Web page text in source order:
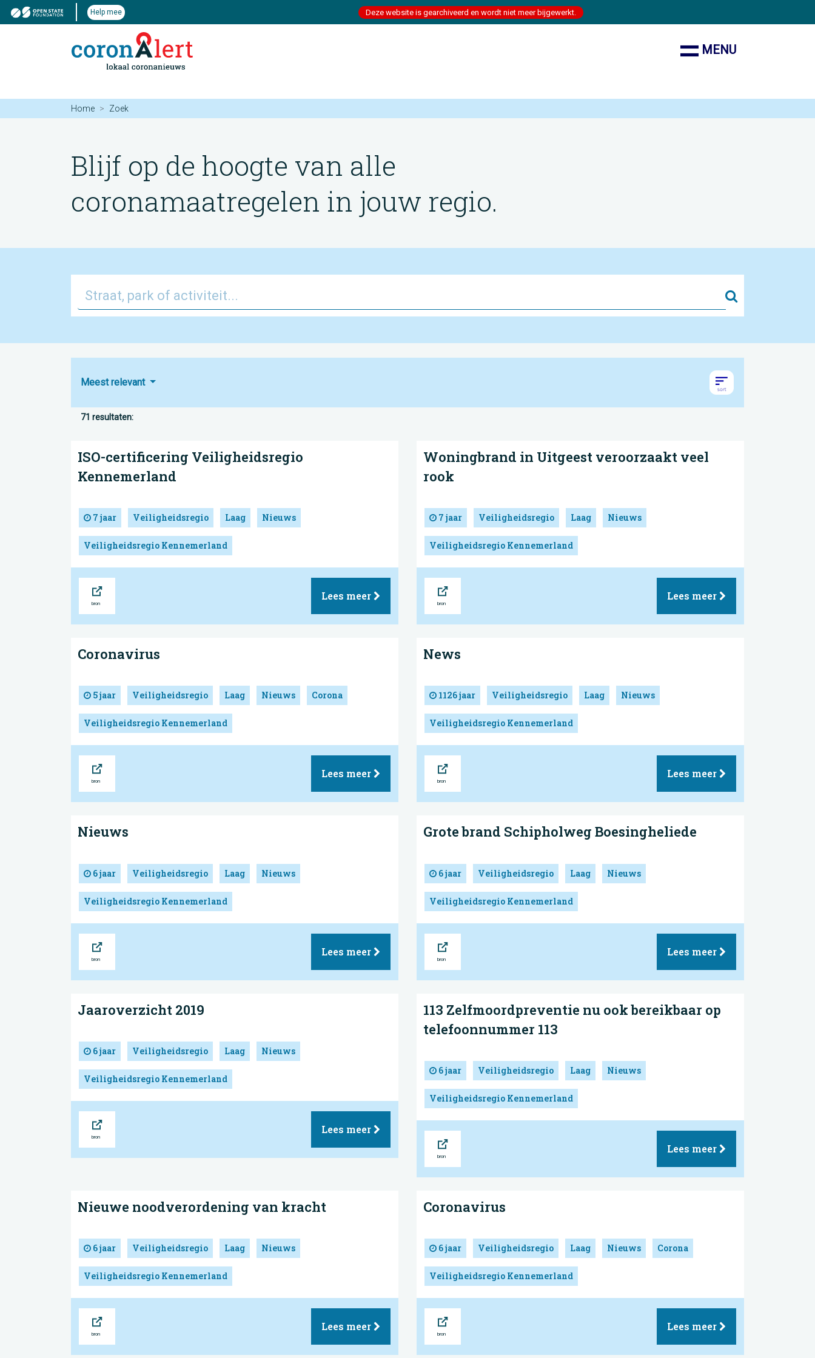
Help mee Deze website is gearchiveerd en wordt niet meer bijgewerkt.
MENU
Home Zoek
Blijf op de hoogte van alle
coronamaatregelen in jouw regio.
Zoek
Meest relevant
71 resultaten:
ISO-certificering Veiligheidsregio
Kennemerland
7 jaar Veiligheidsregio Laag Nieuws
Veiligheidsregio Kennemerland
Lees meer
Woningbrand in Uitgeest veroorzaakt veel
rook
7 jaar Veiligheidsregio Laag Nieuws
Veiligheidsregio Kennemerland
Lees meer
Coronavirus
5 jaar Veiligheidsregio Laag Nieuws Corona
Veiligheidsregio Kennemerland
Lees meer
News
1126 jaar Veiligheidsregio Laag Nieuws
Veiligheidsregio Kennemerland
Lees meer
Nieuws
6 jaar Veiligheidsregio Laag Nieuws
Veiligheidsregio Kennemerland
Lees meer
Grote brand Schipholweg Boesingheliede
6 jaar Veiligheidsregio Laag Nieuws
Veiligheidsregio Kennemerland
Lees meer
Jaaroverzicht 2019
6 jaar Veiligheidsregio Laag Nieuws
Veiligheidsregio Kennemerland
Lees meer
113 Zelfmoordpreventie nu ook bereikbaar op
telefoonnummer 113
6 jaar Veiligheidsregio Laag Nieuws
Veiligheidsregio Kennemerland
Lees meer
Nieuwe noodverordening van kracht
6 jaar Veiligheidsregio Laag Nieuws
Veiligheidsregio Kennemerland
Lees meer
Coronavirus
6 jaar Veiligheidsregio Laag Nieuws Corona
Veiligheidsregio Kennemerland
Lees meer